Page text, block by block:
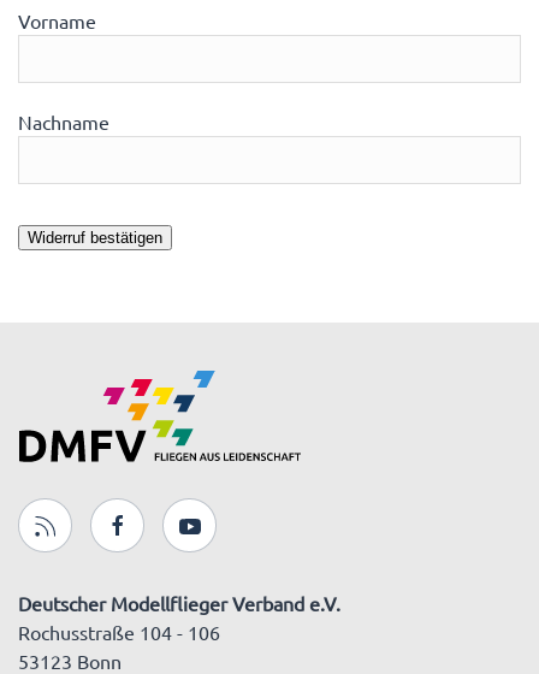
E-
(wiederholen)*
Vorname
Nachname
Widerruf bestätigen
Deutscher Modellflieger Verband e.V.
Rochusstraße 104 - 106
53123 Bonn